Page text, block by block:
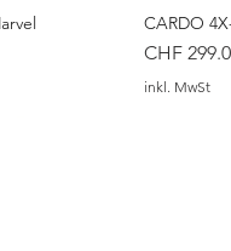
CARDO
Preis
CHF
inkl. MwSt